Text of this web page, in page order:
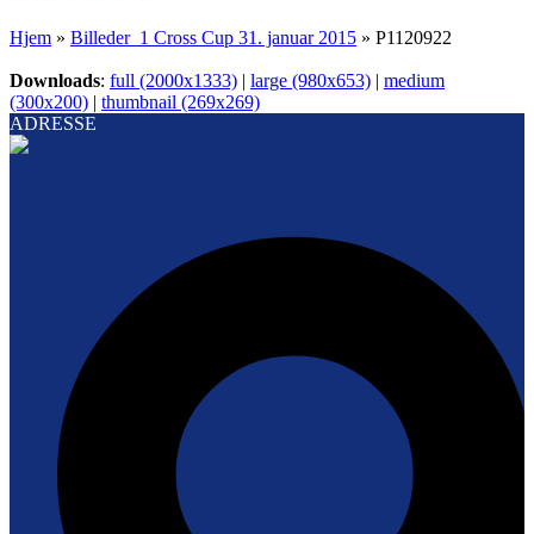
Hjem » Billeder_1 Cross Cup 31. januar 2015 » P1120922
Downloads: full (2000x1333) | large (980x653) | medium
(300x200) | thumbnail (269x269)
ADRESSE